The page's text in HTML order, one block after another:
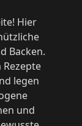
Hier
Backen.
legen
und